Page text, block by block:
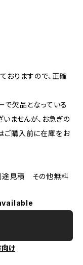
おりますので、正確
で欠品となっている
ませんが、お急ぎの
ご購入前に在庫をお
途見積 その他無料
け